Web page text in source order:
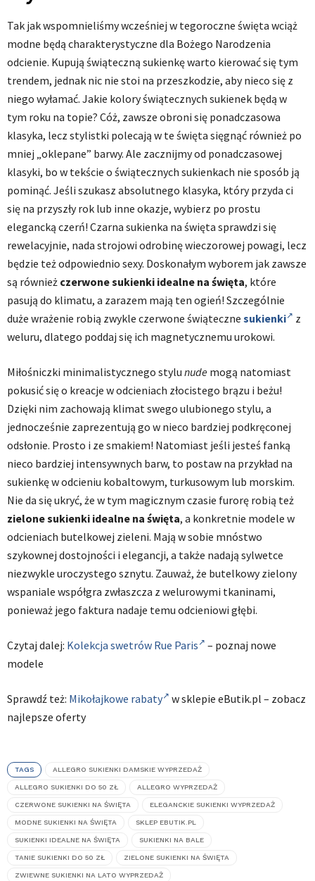
Tak jak wspomnieliśmy wcześniej w tegoroczne święta wciąż
modne będą charakterystyczne dla Bożego Narodzenia
odcienie. Kupują świąteczną sukienkę warto kierować się tym
trendem, jednak nic nie stoi na przeszkodzie, aby nieco się z
niego wyłamać. Jakie kolory świątecznych sukienek będą w
tym roku na topie? Cóż, zawsze obroni się ponadczasowa
klasyka, lecz stylistki polecają w te święta sięgnąć również po
mniej „oklepane” barwy. Ale zacznijmy od ponadczasowej
klasyki, bo w tekście o świątecznych sukienkach nie sposób ją
pominąć. Jeśli szukasz absolutnego klasyka, który przyda ci
się na przyszły rok lub inne okazje, wybierz po prostu
elegancką czerń! Czarna sukienka na święta sprawdzi się
rewelacyjnie, nada strojowi odrobinę wieczorowej powagi, lecz
będzie też odpowiednio sexy. Doskonałym wyborem jak zawsze
są również czerwone sukienki idealne na święta, które
pasują do klimatu, a zarazem mają ten ogień! Szczególnie
duże wrażenie robią zwykle czerwone świąteczne sukienki
z
weluru, dlatego poddaj się ich magnetycznemu urokowi.
Miłośniczki minimalistycznego stylu nude mogą natomiast
pokusić się o kreacje w odcieniach złocistego brązu i beżu!
Dzięki nim zachowają klimat swego ulubionego stylu, a
jednocześnie zaprezentują go w nieco bardziej podkręconej
odsłonie. Prosto i ze smakiem! Natomiast jeśli jesteś fanką
nieco bardziej intensywnych barw, to postaw na przykład na
sukienkę w odcieniu kobaltowym, turkusowym lub morskim.
Nie da się ukryć, że w tym magicznym czasie furorę robią też
zielone sukienki idealne na święta, a konkretnie modele w
odcieniach butelkowej zieleni. Mają w sobie mnóstwo
szykownej dostojności i elegancji, a także nadają sylwetce
niezwykle uroczystego sznytu. Zauważ, że butelkowy zielony
wspaniale współgra zwłaszcza z welurowymi tkaninami,
ponieważ jego faktura nadaje temu odcieniowi głębi.
Czytaj dalej: Kolekcja swetrów Rue Paris
– poznaj nowe
modele
Sprawdź też: Mikołajkowe rabaty
w sklepie eButik.pl – zobacz
najlepsze oferty
TAGS ALLEGRO SUKIENKI DAMSKIE WYPRZEDAŻ
ALLEGRO SUKIENKI DO 50 ZŁ ALLEGRO WYPRZEDAŻ
CZERWONE SUKIENKI NA ŚWIĘTA ELEGANCKIE SUKIENKI WYPRZEDAŻ
MODNE SUKIENKI NA ŚWIĘTA SKLEP EBUTIK.PL
SUKIENKI IDEALNE NA ŚWIĘTA SUKIENKI NA BALE
TANIE SUKIENKI DO 50 ZŁ ZIELONE SUKIENKI NA ŚWIĘTA
ZWIEWNE SUKIENKI NA LATO WYPRZEDAŻ